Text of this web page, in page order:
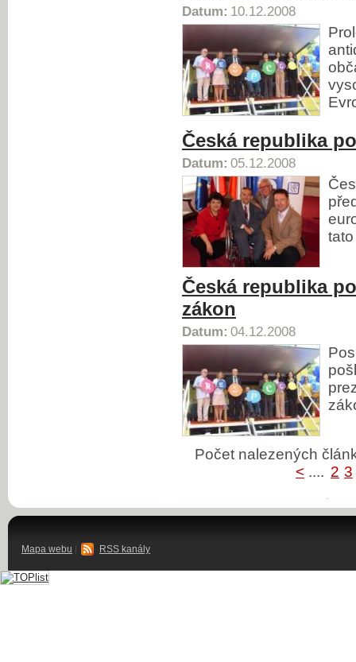
Datum: 10.12.2008
Česká republika
Datum: 05.12.2008
Česká republika
zákon
Datum: 04.12.2008
Počet nalezených
< .... 2 3
Mapa webu RSS kanály